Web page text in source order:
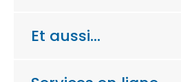
Et aussi…